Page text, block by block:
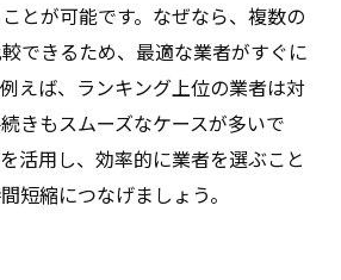
とが可能です。なぜなら、複数の
できるため、最適な業者がすぐに
えば、ランキング上位の業者は対
きもスムーズなケースが多いで
活用し、効率的に業者を選ぶこと
短縮につなげましょう。